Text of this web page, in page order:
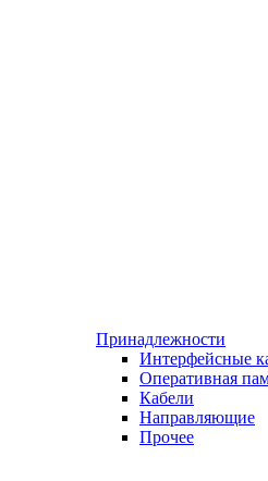
Принадлежности
Интерфейсные
Оперативная
Кабели
Направляющие
Прочее